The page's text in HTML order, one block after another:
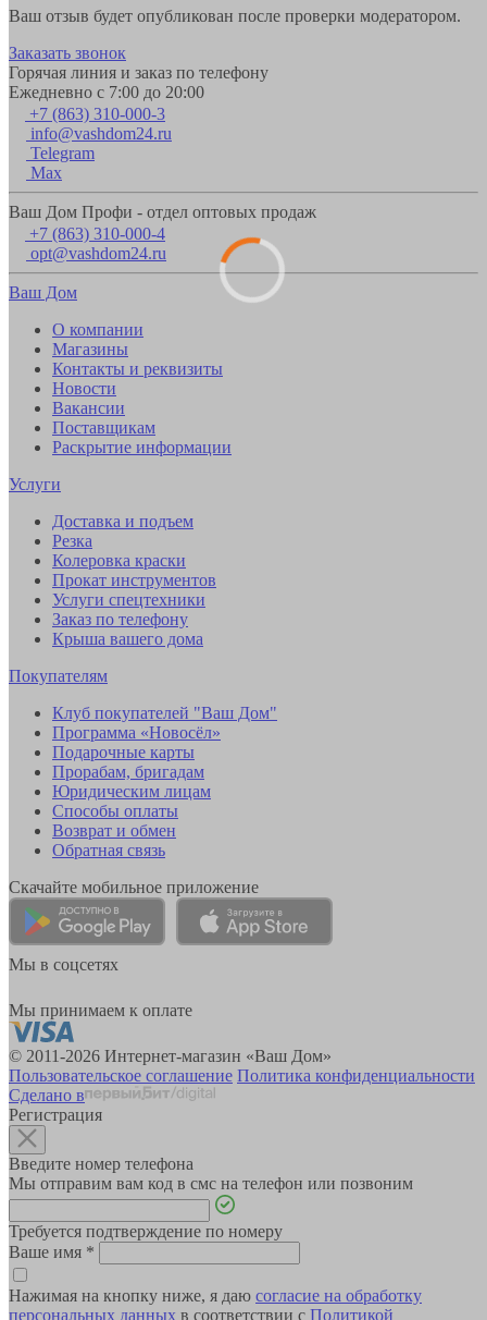
Ваш отзыв будет опубликован после проверки модератором.
Заказать звонок
Горячая линия и заказ по телефону
Ежедневно с 7:00 до 20:00
+7 (863) 310-000-3
info@vashdom24.ru
Telegram
Max
Ваш Дом Профи - отдел оптовых продаж
+7 (863) 310-000-4
opt@vashdom24.ru
Ваш Дом
О компании
Магазины
Контакты и реквизиты
Новости
Вакансии
Поставщикам
Раскрытие информации
Услуги
Доставка и подъем
Резка
Колеровка краски
Прокат инструментов
Услуги спецтехники
Заказ по телефону
Крыша вашего дома
Покупателям
Клуб покупателей "Ваш Дом"
Программа «Новосёл»
Подарочные карты
Прорабам, бригадам
Юридическим лицам
Способы оплаты
Возврат и обмен
Обратная связь
Скачайте мобильное приложение
Мы в соцсетях
Мы принимаем к оплате
© 2011-2026 Интернет-магазин «Ваш Дом»
Пользовательское соглашение Политика конфиденциальности
Сделано в
Регистрация
Введите номер телефона
Мы отправим вам код в смс на телефон или позвоним
Требуется подтверждение по номеру
Ваше имя *
Нажимая на кнопку ниже, я даю согласие на обработку
персональных данных в соответствии с Политикой